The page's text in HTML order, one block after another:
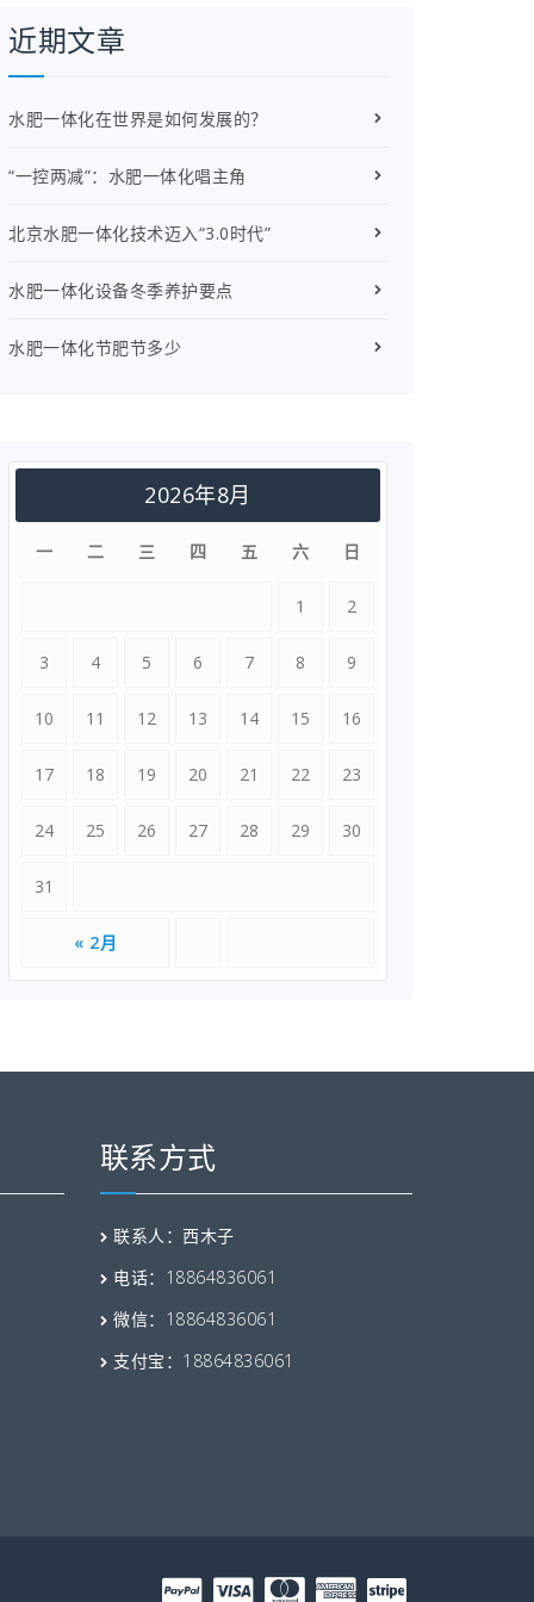
近期文章
水肥一体化在世界是如何发展的？
“一控两减”：水肥一体化唱主角
北京水肥一体化技术迈入“3.0时代”
水肥一体化设备冬季养护要点
水肥一体化节肥节多少
2026年8月
一 二 三 四 五 六 日
« 2月
1 2
3 4 5 6 7 8 9
10 11 12 13 14 15 16
17 18 19 20 21 22 23
24 25 26 27 28 29 30
31
联系方式
联系人：西木子
电话：18864836061
微信：18864836061
支付宝：18864836061